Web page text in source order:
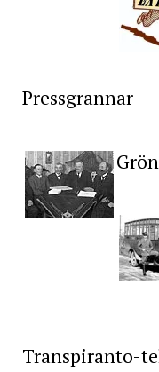
Pressgrannar
Transpiranto-